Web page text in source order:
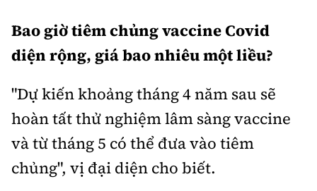
Bao giờ tiêm chủng vaccine Covid
diện rộng, giá bao nhiêu một liều?
"Dự kiến khoảng tháng 4 năm sau sẽ
hoàn tất thử nghiệm lâm sàng vaccine
và từ tháng 5 có thể đưa vào tiêm
chủng", vị đại diện cho biết.